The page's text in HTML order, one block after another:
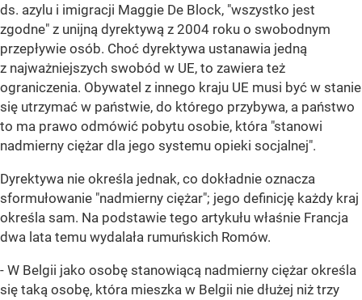
ds. azylu i imigracji Maggie De Block, "wszystko jest
zgodne" z unijną dyrektywą z 2004 roku o swobodnym
przepływie osób. Choć dyrektywa ustanawia jedną
z najważniejszych swobód w UE, to zawiera też
ograniczenia. Obywatel z innego kraju UE musi być w stanie
się utrzymać w państwie, do którego przybywa, a państwo
to ma prawo odmówić pobytu osobie, która "stanowi
nadmierny ciężar dla jego systemu opieki socjalnej".
Dyrektywa nie określa jednak, co dokładnie oznacza
sformułowanie "nadmierny ciężar"; jego definicję każdy kraj
określa sam. Na podstawie tego artykułu właśnie Francja
dwa lata temu wydalała rumuńskich Romów.
- W Belgii jako osobę stanowiącą nadmierny ciężar określa
się taką osobę, która mieszka w Belgii nie dłużej niż trzy